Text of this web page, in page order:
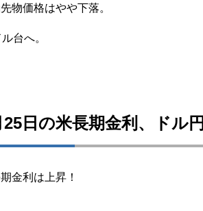
物価格はやや下落。
台へ。
25日の米長期金利、ドル円
金利は上昇！